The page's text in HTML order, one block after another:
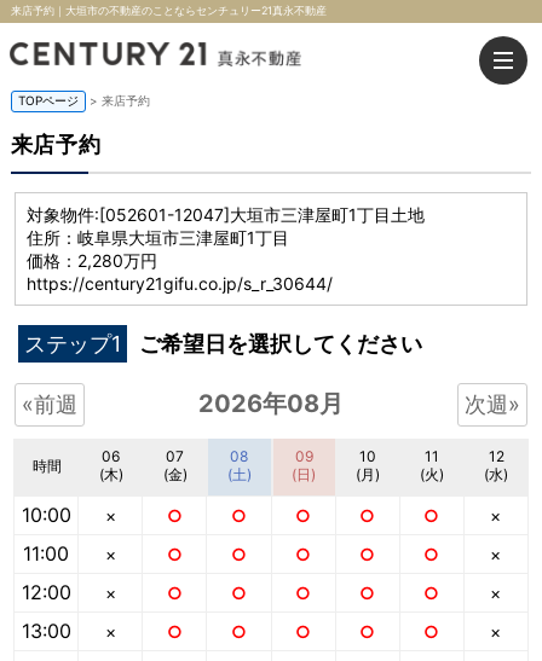
来店予約｜大垣市の不動産のことならセンチュリー21真永不動産
TOPページ > 来店予約
来店予約
対象物件:[052601-12047]大垣市三津屋町1丁目土地
住所：岐阜県大垣市三津屋町1丁目
価格：2,280万円
https://century21gifu.co.jp/s_r_30644/
ステップ1 ご希望日を選択してください
«前週 2026年08月 次週»
時間
10:00
11:00
12:00
13:00
06
(木)
×
×
×
×
07
(金)
○
○
○
○
08
(土)
○
○
○
○
09
(日)
○
○
○
○
10
(月)
○
○
○
○
11
(火)
○
○
○
○
12
(水)
×
×
×
×